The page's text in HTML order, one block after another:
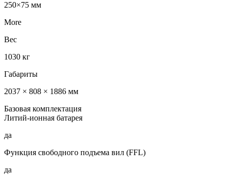
250×75 мм
More
Вес
1030 кг
Габариты
2037 × 808 × 1886 мм
Базовая комплектация
Литий-ионная батарея
да
Функция свободного подъема вил (FFL)
да